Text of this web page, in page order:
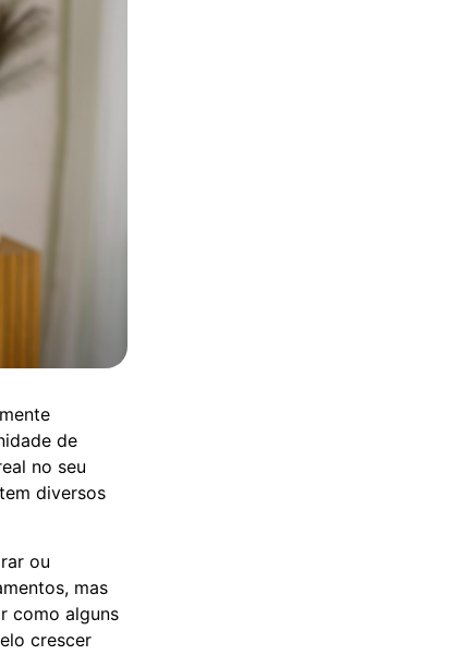
de
no seu
diversos
ou
mas
como alguns
crescer